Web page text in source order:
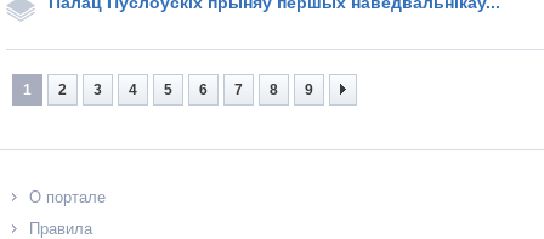
1 2 3 4 5 6 7 8 9
О портале
Правила